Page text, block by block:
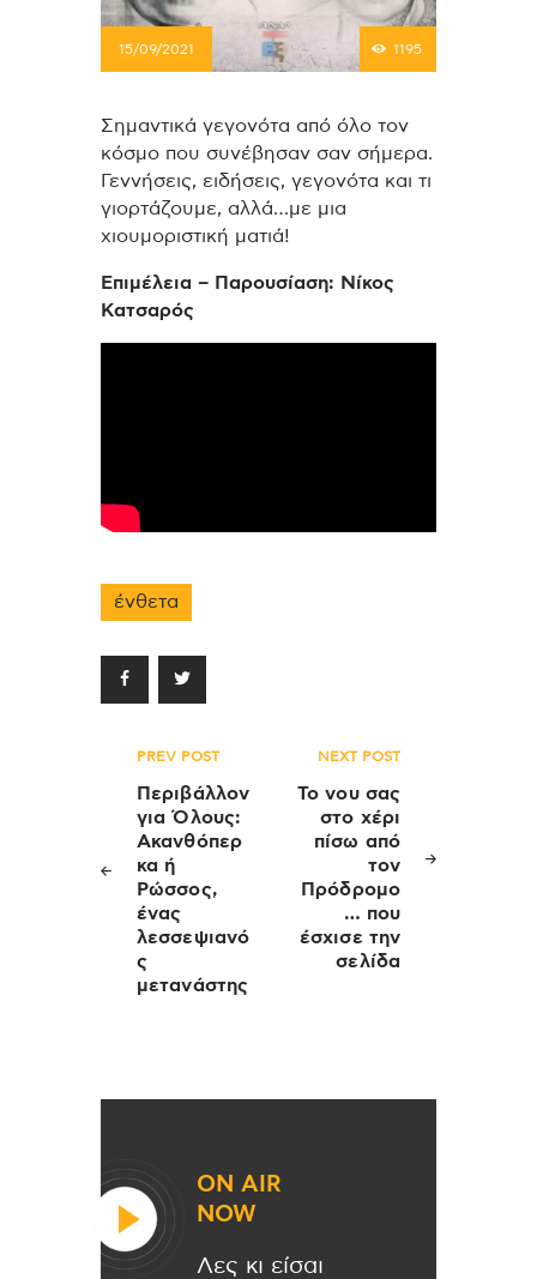
15/09/2021 1195
Σημαντικά γεγονότα από όλο τον
κόσμο που συνέβησαν σαν σήμερα.
Γεννήσεις, ειδήσεις, γεγονότα και τι
γιορτάζουμε, αλλά…με μια
χιουμοριστική ματιά!
Επιμέλεια – Παρουσίαση: Νίκος
Κατσαρός
ένθετα
Πλοήγηση
άρθρων
PREV POST
Περιβάλλον
για Όλους:
Ακανθόπερ
κα ή
Ρώσσος,
ένας
λεσσεψιανό
ς
μετανάστης
NEXT POST
Το νου σας
στο χέρι
πίσω από
τον
Πρόδρομο
… που
έσχισε την
σελίδα
ON AIR
NOW
Λες κι είσαι